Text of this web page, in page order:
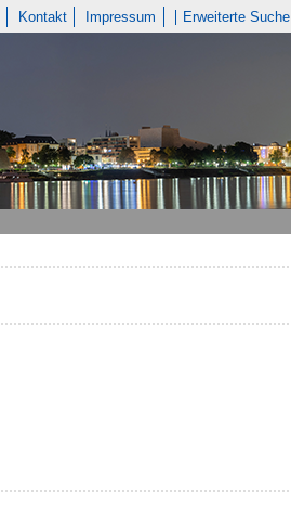
Kontakt Impressum Erweiterte Suche